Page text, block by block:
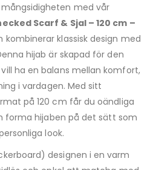
med vår
Scarf & Sjal – 120 cm –
kombinerar klassisk design med
hijab är skapad för den
ha en balans mellan komfort,
i vardagen. Med sitt
på 120 cm får du oändliga
forma hijaben på det sätt som
look.
designen i en varm